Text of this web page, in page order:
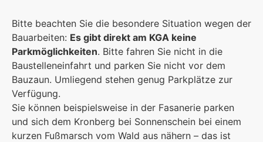
Es kommt auf jeden Einzelnen an, zusammen
sind wir eine starke Gemeinschaft.
Foto: KGA CC BY NC
Mehr erfahren
Bitte beachten Sie die besondere Situation wegen der
Bauarbeiten: Es gibt direkt am KGA keine
Parkmöglichkeiten. Bitte fahren Sie nicht in die
Baustelleneinfahrt und parken Sie nicht vor dem
Bauzaun. Umliegend stehen genug Parkplätze zur
Verfügung.
Sie können beispielsweise in der Fasanerie parken
und sich dem Kronberg bei Sonnenschein bei einem
kurzen Fußmarsch vom Wald aus nähern – das ist